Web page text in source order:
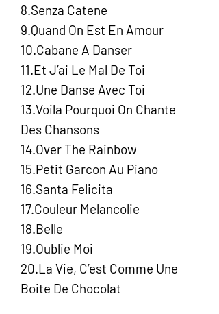
8.Senza Catene
9.Quand On Est En Amour
10.Cabane A Danser
11.Et J’ai Le Mal De Toi
12.Une Danse Avec Toi
13.Voila Pourquoi On Chante
Des Chansons
14.Over The Rainbow
15.Petit Garcon Au Piano
16.Santa Felicita
17.Couleur Melancolie
18.Belle
19.Oublie Moi
20.La Vie, C’est Comme Une
Boite De Chocolat